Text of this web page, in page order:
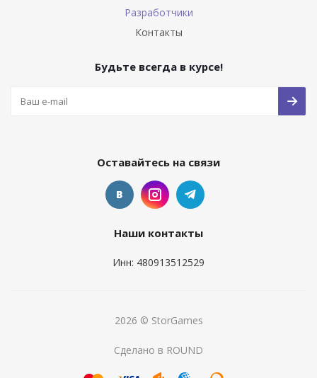
Разработчики
Контакты
Будьте всегда в курсе!
Оставайтесь на связи
Наши контакты
Инн: 480913512529
2026 © StorGames
Сделано в ROUND